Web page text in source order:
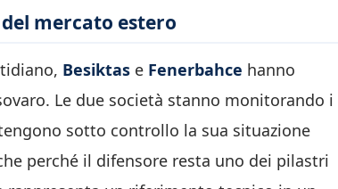
del mercato estero
Besiktas e Fenerbahce hanno
Le due società stanno monitorando i
sotto controllo la sua situazione
perché il difensore resta uno dei pilastri